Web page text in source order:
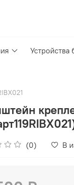
Устройства
(0) В